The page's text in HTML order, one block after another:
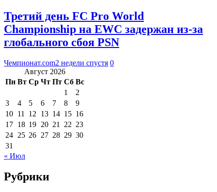
Третий день FC Pro World
Championship на EWC задержан из-за
глобального сбоя PSN
Чемпионат.com2 недели спустя 0
Август 2026
Пн Вт Ср Чт Пт Сб Вс
1
2
3
4 5 6 7 8
9
10 11 12 13 14 15 16
17 18 19 20 21 22 23
24 25 26 27 28 29 30
31
« Июл
Рубрики